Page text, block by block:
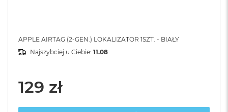
APPLE AIRTAG (2-GEN.) LOKALIZATOR 1SZT. - BIAŁY
Najszybciej u Ciebie: 11.08
129 zł